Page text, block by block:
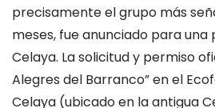
precisamente el grupo más
meses, fue anunciado para
Celaya. La solicitud y permiso
Alegres del Barranco” en el
Celaya (ubicado en la antigua